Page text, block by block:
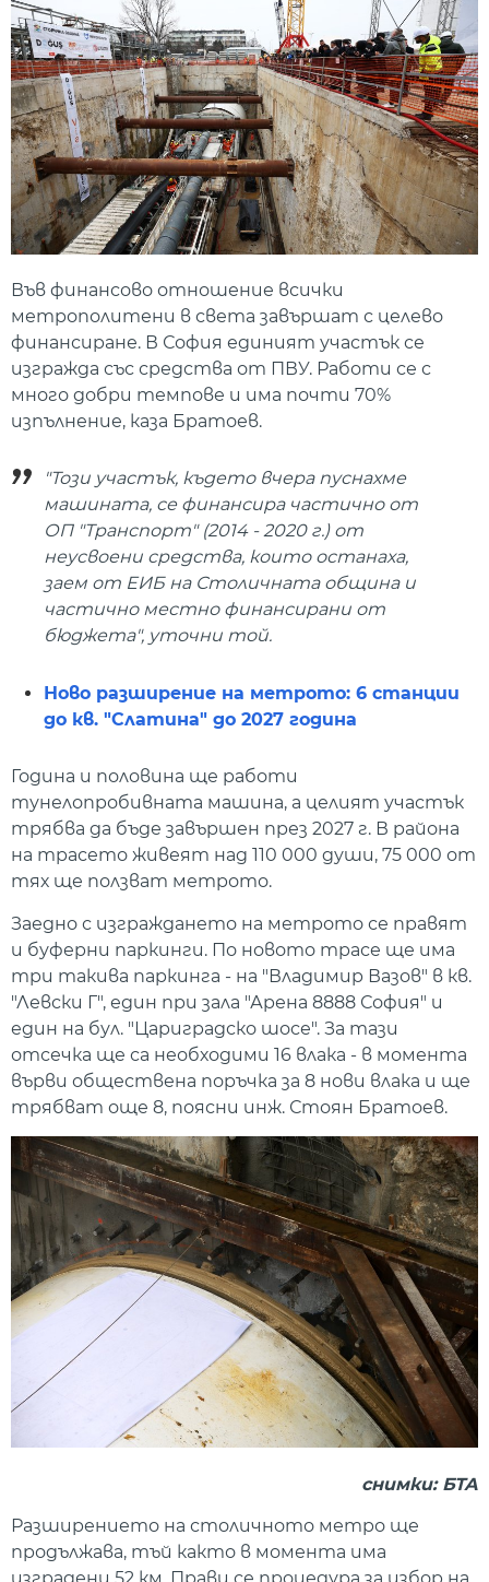
Във финансово отношение всички
метрополитени в света завършат с целево
финансиране. В София единият участък се
изгражда със средства от ПВУ. Работи се с
много добри темпове и има почти 70%
изпълнение, каза Братоев.
"Този участък, където вчера пуснахме
машината, се финансира частично от
ОП "Транспорт" (2014 - 2020 г.) от
неусвоени средства, които останаха,
заем от ЕИБ на Столичната община и
частично местно финансирани от
бюджета", уточни той.
Ново разширение на метрото: 6 станции
до кв. "Слатина" до 2027 година
Година и половина ще работи
тунелопробивната машина, а целият участък
трябва да бъде завършен през 2027 г. В района
на трасето живеят над 110 000 души, 75 000 от
тях ще ползват метрото.
Заедно с изграждането на метрото се правят
и буферни паркинги. По новото трасе ще има
три такива паркинга - на "Владимир Вазов" в кв.
"Левски Г", един при зала "Арена 8888 София" и
един на бул. "Цариградско шосе". За тази
отсечка ще са необходими 16 влака - в момента
върви обществена поръчка за 8 нови влака и ще
трябват още 8, поясни инж. Стоян Братоев.
снимки: БТА
Разширението на столичното метро ще
продължава, тъй както в момента има